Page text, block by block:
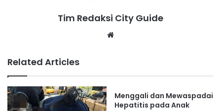
Tim Redaksi City Guide
Related Articles
Menggali dan Mewaspadai
Hepatitis pada Anak